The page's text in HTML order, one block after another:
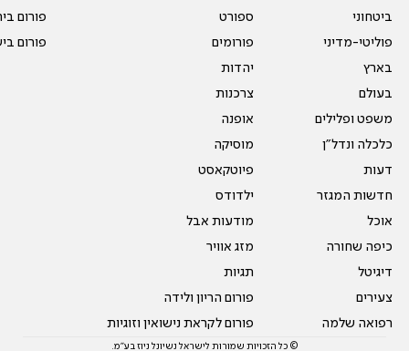
ביטחוני
פוליטי-מדיני
בארץ
בעולם
משפט ופלילים
כלכלה ונדל"ן
דעות
חדשות המגזר
אוכל
כיפה שחורה
דיגיטל
צעירים
רפואה שלמה
ספורט
פורומים
יהדות
צרכנות
אופנה
מוסיקה
פיוטקאסט
ילדודס
מודעות אבל
מזג אוויר
תגיות
פורום הריון ולידה
פורום לקראת נישואין וזוגיות
פורום
פורום
© כל הזכויות שמורות לישראל נשיונל ניוז בע"מ.